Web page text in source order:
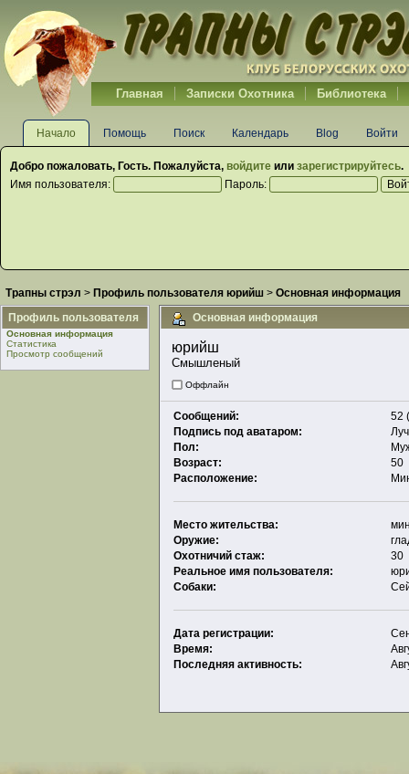
Главная Записки Охотника Библиотека
Начало Помощь Поиск Календарь Blog Войти
Добро пожаловать, Гость. Пожалуйста, войдите или зарегистрируйтесь.
Имя пользователя:
Пароль:
Трапны стрэл > Профиль пользователя юрийш > Основная информация
Профиль пользователя
Основная информация
Статистика
Просмотр сообщений
Основная информация
юрийш
Смышленый
Оффлайн
Сообщений:
52
Подпись под аватаром:
Пол:
Возраст:
50
Расположение:
Место жительства:
Оружие:
Охотничий стаж:
30
Реальное имя пользователя:
Собаки:
Дата регистрации:
Время:
Последняя активность: